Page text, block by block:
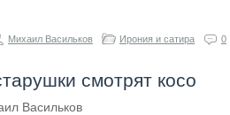
Михаил Васильков Ирония и сатира 0
смотрят косо
Васильков